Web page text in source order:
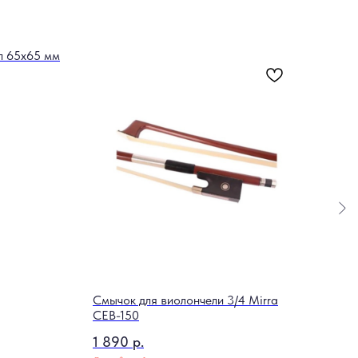
65х65 мм
Смычок для виолончели 3/4 Mirra
CEB-150
1 890 р.